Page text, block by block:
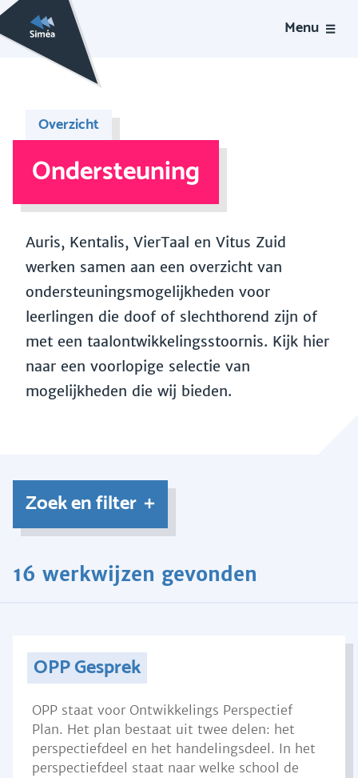
Menu
Overzicht
Ondersteuning
Auris, Kentalis, VierTaal en Vitus Zuid
werken samen aan een overzicht van
ondersteuningsmogelijkheden voor
leerlingen die doof of slechthorend zijn of
met een taalontwikkelingsstoornis. Kijk hier
naar een voorlopige selectie van
mogelijkheden die wij bieden.
Zoek en filter
16 werkwijzen gevonden
OPP Gesprek
OPP staat voor Ontwikkelings Perspectief
Plan. Het plan bestaat uit twee delen: het
perspectiefdeel en het handelingsdeel. In het
perspectiefdeel staat naar welke school de